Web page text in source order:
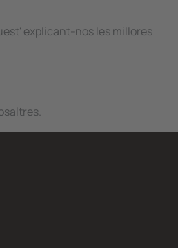
explicant-nos les millores